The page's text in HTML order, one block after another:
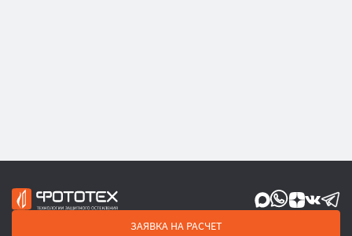
ЗАЯВКА НА РАСЧЕТ